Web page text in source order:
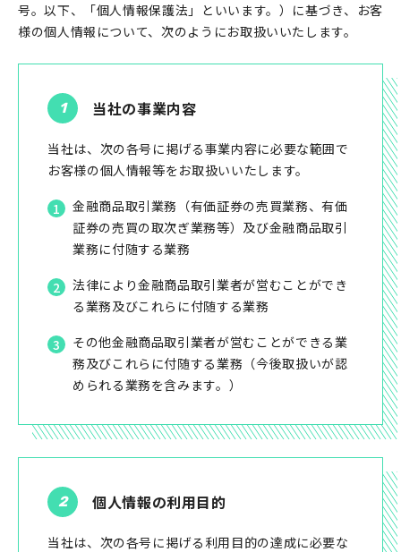
号。以下、「個人情報保護法」といいます。）に基づき、お客
様の個人情報について、次のようにお取扱いいたします。
当社の事業内容
当社は、次の各号に掲げる事業内容に必要な範囲で
お客様の個人情報等をお取扱いいたします。
金融商品取引業務（有価証券の売買業務、有価
証券の売買の取次ぎ業務等）及び金融商品取引
業務に付随する業務
法律により金融商品取引業者が営むことができ
る業務及びこれらに付随する業務
その他金融商品取引業者が営むことができる業
務及びこれらに付随する業務（今後取扱いが認
められる業務を含みます。）
個人情報の利用目的
当社は、次の各号に掲げる利用目的の達成に必要な